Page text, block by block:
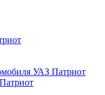
УАЗ Патриот